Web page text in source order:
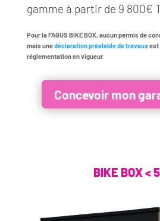
gamme à partir de 9 800€
Pour la FAGUS BIKE BOX, aucun permis de
mais unedéclaration préalable de travauxest
réglementation en vigueur.
Concevoir mon
BIKE BOX <